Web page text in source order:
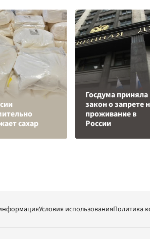
сахар
Госдума приняла
закон о запрете
проживание в
России
Условия использованияПолитика